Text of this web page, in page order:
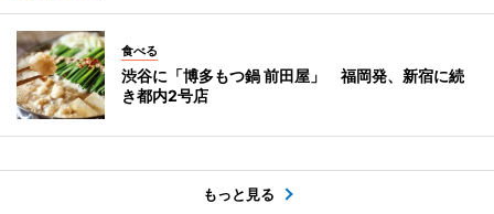
食べる
渋谷に「博多もつ鍋 前田屋」 福岡発、新宿に続
き都内2号店
もっと見る